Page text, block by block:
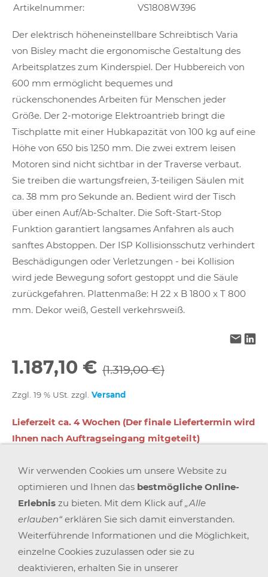
Artikelnummer: VS1808W396
Der elektrisch höheneinstellbare Schreibtisch Varia
von Bisley macht die ergonomische Gestaltung des
Arbeitsplatzes zum Kinderspiel. Der Hubbereich von
600 mm ermöglicht bequemes und
rückenschonendes Arbeiten für Menschen jeder
Größe. Der 2-motorige Elektroantrieb bringt die
Tischplatte mit einer Hubkapazität von 100 kg auf eine
Höhe von 650 bis 1250 mm. Die zwei extrem leisen
Motoren sind nicht sichtbar in der Traverse verbaut.
Sie treiben die wartungsfreien, 3-teiligen Säulen mit
ca. 38 mm pro Sekunde an. Bedient wird der Tisch
über einen Auf/Ab-Schalter. Die Soft-Start-Stop
Funktion garantiert langsames Anfahren als auch
sanftes Abstoppen. Der ISP Kollisionsschutz verhindert
Beschädigungen oder Verletzungen - bei Kollision
wird jede Bewegung sofort gestoppt und die Säule
zurückgefahren. Plattenmaße: H 22 x B 1800 x T 800
mm. Dekor weiß, Gestell verkehrsweiß.
1.187,10 € (1.319,00 €)
Zzgl. 19 % USt. zzgl. Versand
Lieferzeit ca. 4 Wochen (Der finale Liefertermin wird
Ihnen nach Auftragseingang mitgeteilt)
Für später merken
Wir verwenden Cookies um unsere Website zu
optimieren und Ihnen das bestmögliche Online-
Erlebnis zu bieten. Mit dem Klick auf„Alle
erlauben“ erklären Sie sich damit einverstanden.
Weiterführende Informationen und die Möglichkeit,
einzelne Cookies zuzulassen oder sie zu
deaktivieren, erhalten Sie in unserer